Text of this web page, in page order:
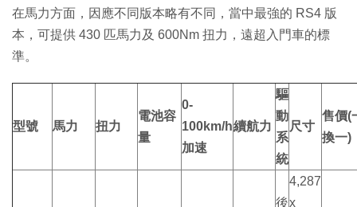
在馬力方面，因應不同版本略有不同，當中最強的 RS4 版
本，可提供 430 匹馬力及 600Nm 扭力，遠超入門車的標
準。
型號 馬力 扭力
電池容
量
0-
100km/h
加速
續航力
驅
動
系
統
尺寸
售價(
換一)
後
4,287
x